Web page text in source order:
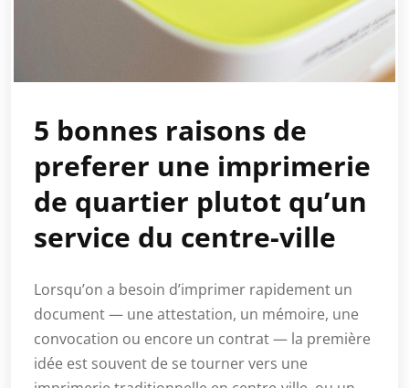
5 bonnes raisons de
preferer une imprimerie
de quartier plutot qu’un
service du centre-ville
Lorsqu’on a besoin d’imprimer rapidement un
document — une attestation, un mémoire, une
convocation ou encore un contrat — la première
idée est souvent de se tourner vers une